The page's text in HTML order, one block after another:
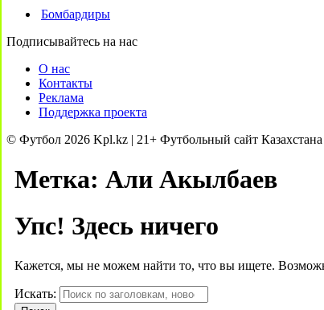
Бомбардиры
Подписывайтесь на нас
О нас
Контакты
Реклама
Поддержка проекта
© Футбол 2026 Kpl.kz | 21+ Футбольный сайт Казахстана
Метка: Али Акылбаев
Упс! Здесь ничего
Кажется, мы не можем найти то, что вы ищете.
Искать: